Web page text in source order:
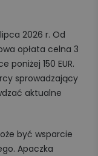
2026 r. Od
opłata celna 3
poniżej 150 EUR.
sprowadzający
aktualne
być wsparcie
Apaczka